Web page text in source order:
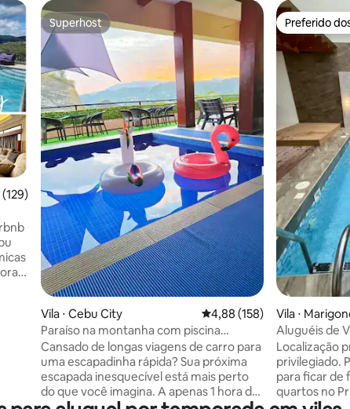
uma avaliação média de 5, 129 avaliações
Superhost
Superhost
Vila ⋅ Cebu City 4,88 de uma avaliação
4,88 (158)
Paraíso na montanha com piscina
privativa
Cansado de longas viagens de carro para
uma escapadinha rápida? Sua próxima
escapada inesquecível está mais perto
do que você imagina. A apenas 1 hora do
Preferido
Preferido
Vila ⋅
Aluguéis de
District
Localização
privilegiado. Procurando o lugar perfeito
para ficar de
quartos no